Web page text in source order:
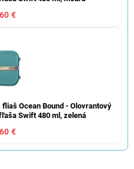
€
Ocean Bound - Olovrantový
Swift 480 ml, zelená
€